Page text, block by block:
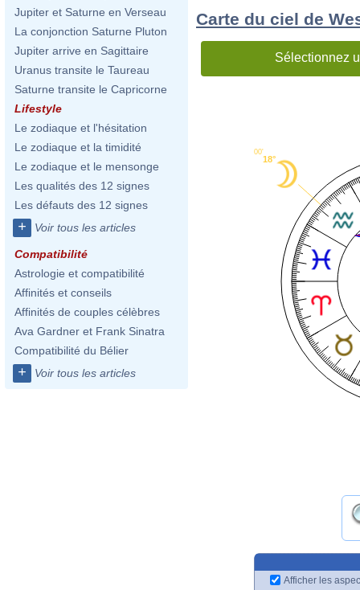
Jupiter et Saturne en Verseau
La conjonction Saturne Pluton
Jupiter arrive en Sagittaire
Uranus transite le Taureau
Saturne transite le Capricorne
Lifestyle
Le zodiaque et l'hésitation
Le zodiaque et la timidité
Le zodiaque et le mensonge
Les qualités des 12 signes
Les défauts des 12 signes
+ Voir tous les articles
Compatibilité
Astrologie et compatibilité
Affinités et conseils
Affinités de couples célèbres
Ava Gardner et Frank Sinatra
Compatibilité du Bélier
+ Voir tous les articles
Carte du ciel de
Sélectionnez
18°
00'
Afficher les